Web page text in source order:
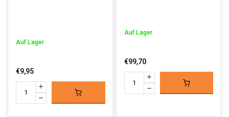
Auf Lager
€9,95
Auf Lager
€99,70